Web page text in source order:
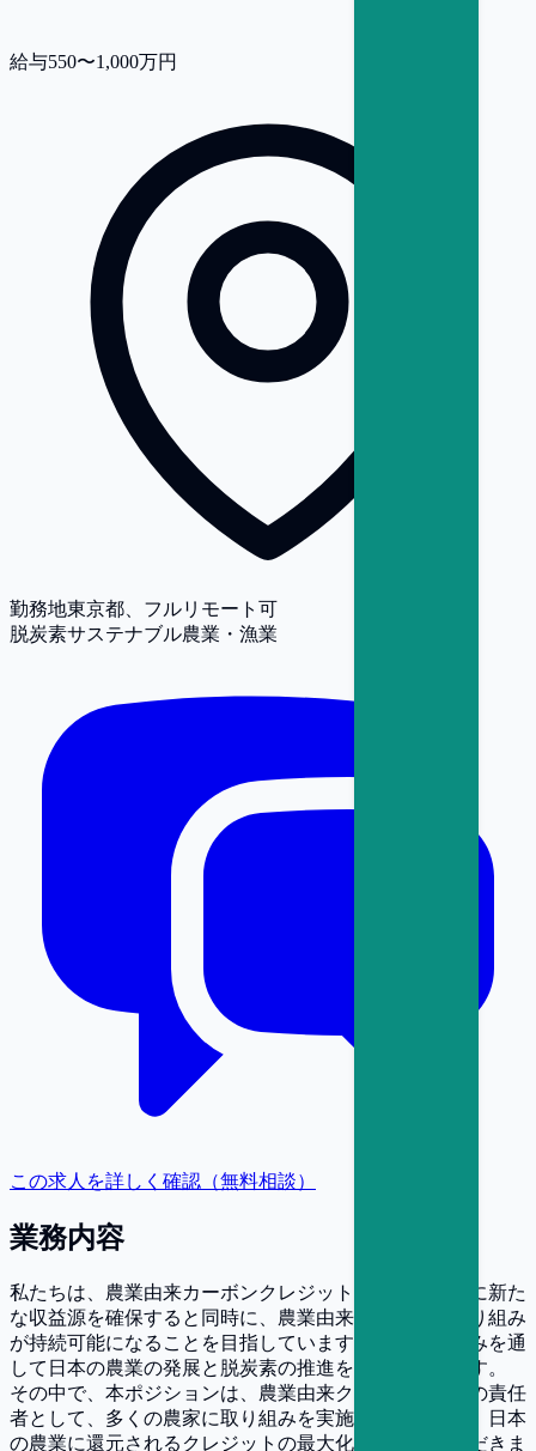
給与550〜1,000万円
勤務地東京都、フルリモート可
脱炭素サステナブル農業・漁業
この求人を詳しく確認（無料相談）
業務内容
私たちは、農業由来カーボンクレジットを通して農家に新た
な収益源を確保すると同時に、農業由来の脱炭素の取り組み
が持続可能になることを目指しています。この取り組みを通
して日本の農業の発展と脱炭素の推進を実現しています。
その中で、本ポジションは、農業由来クレジット生成の責任
者として、多くの農家に取り組みを実施していただき、日本
の農業に還元されるクレジットの最大化を担っていただきま